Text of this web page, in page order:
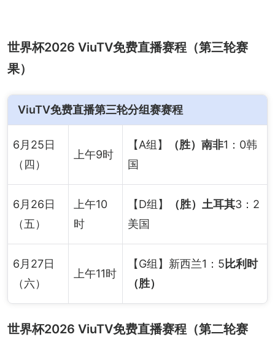
世界杯2026 ViuTV免费直播赛程（第三轮赛
果）
ViuTV免费直播第三轮分组赛赛程
6月25日
（四）
上午9时
【A组】 （胜）南非1：0韩
国
6月26日
（五）
上午10
时
【D组】 （胜）土耳其3：2
美国
6月27日
（六）
上午11时
【G组】新西兰1：5比利时
（胜）
世界杯2026 ViuTV免费直播赛程（第二轮赛